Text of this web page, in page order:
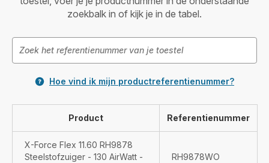
zoekbalk in of kijk je in de tabel.
Hoe vind ik mijn productreferentienummer?
Product Referentienummer
X-Force Flex 11.60 RH9878
Steelstofzuiger - 130 AirWatt -
RH9878WO